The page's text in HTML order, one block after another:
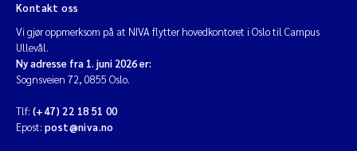
Kontakt oss
Vi gjør oppmerksom på at NIVA flytter hovedkontoret i Oslo til Campus
Ullevål.
Ny adresse fra 1. juni 2026 er:
Sognsveien 72, 0855 Oslo.
Tlf: (+47) 22 18 51 00
Epost: post@niva.no